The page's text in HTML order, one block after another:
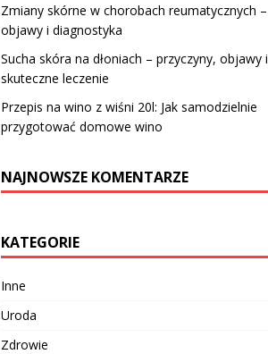
Zmiany skórne w chorobach reumatycznych –
objawy i diagnostyka
Sucha skóra na dłoniach – przyczyny, objawy i
skuteczne leczenie
Przepis na wino z wiśni 20l: Jak samodzielnie
przygotować domowe wino
NAJNOWSZE KOMENTARZE
KATEGORIE
Inne
Uroda
Zdrowie